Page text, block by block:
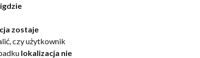
zostaje
czy użytkownik
lokalizacja nie